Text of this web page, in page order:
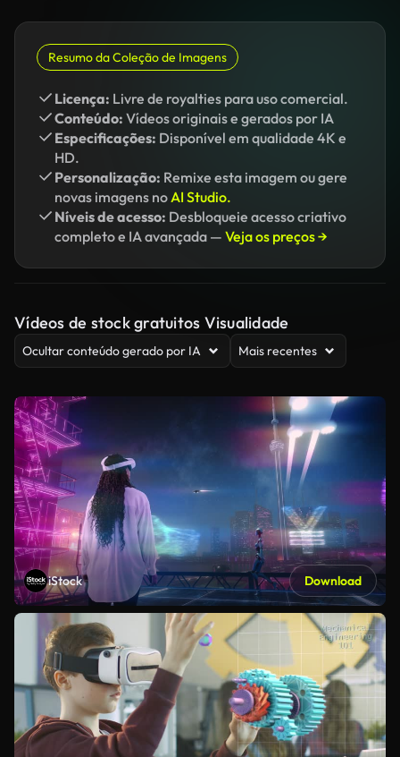
Resumo da Coleção de Imagens
Licença: Livre de royalties para uso comercial.
Conteúdo: Vídeos originais e gerados por IA
Especificações: Disponível em qualidade 4K e
HD.
Personalização: Remixe esta imagem ou gere
novas imagens noAI Studio.
Níveis de acesso: Desbloqueie acesso criativo
completo e IA avançada — Veja os preços →
Vídeos de stock gratuitos Visualidade
Ocultar conteúdo gerado por IA Mais recentes
iStock Download